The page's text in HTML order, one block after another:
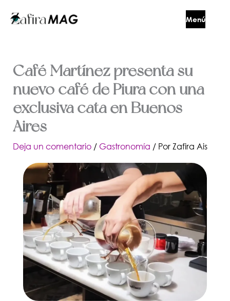
Menú
Café Martínez presenta su
nuevo café de Piura con una
exclusiva cata en Buenos
Aires
Deja un comentario / Gastronomía / Por Zafira Ais